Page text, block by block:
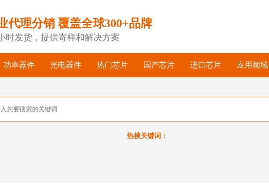
代理分销 覆盖全球300+品牌
时发货，提供寄样和解决方案
功率器件 光电器件 热门芯片 国产芯片 进口芯片 应用领域
热搜关键词：